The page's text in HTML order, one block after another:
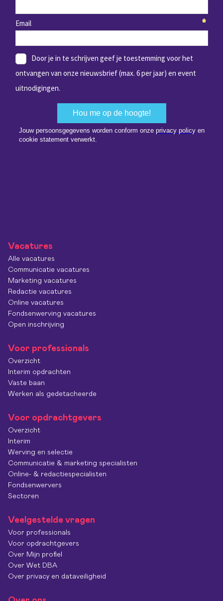
Vacatures
Alle vacatures
Communicatie vacatures
Marketing vacatures
Redactie vacatures
Online vacatures
Fondsenwerving vacatures
Open inschrijving
Voor professionals
Overzicht
Interim opdrachten
Vaste baan
Werken als gedetacheerde
Voor opdrachtgevers
Overzicht
Interim
Werving en selectie
Communicatie & marketing specialisten
Online- & redactiespecialisten
Fondsenwervers
Sectoren
Veelgestelde vragen
Voor professionals
Voor opdrachtgevers
Over Mijn profiel
Over Wet DBA
Over privacy en dataveiligheid